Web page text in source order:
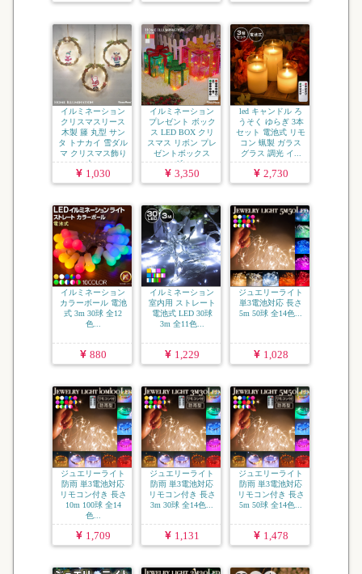
イルミネーション
クリスマスリース
木製 籐 丸型 サン
タ トナカイ 雪ダル
マ クリスマス飾り
木...
1,030
イルミネーション
プレゼント ボック
ス LED BOX クリ
スマス リボン プレ
ゼントボックス
ギ...
3,350
led キャンドル ろ
うそく ゆらぎ 3本
セット 電池式 リモ
コン 蝋製 ガラス
グラス 調光 イ...
2,730
イルミネーション
カラーボール 電池
式 3m 30球 全12
色...
880
イルミネーション
室内用 ストレート
電池式 LED 30球
3m 全11色...
1,229
ジュエリーライト
単3電池対応 長さ
5m 50球 全14色...
1,028
ジュエリーライト
防雨 単3電池対応
リモコン付き 長さ
10m 100球 全14
色...
1,709
ジュエリーライト
防雨 単3電池対応
リモコン付き 長さ
3m 30球 全14色...
1,131
ジュエリーライト
防雨 単3電池対応
リモコン付き 長さ
5m 50球 全14色...
1,478